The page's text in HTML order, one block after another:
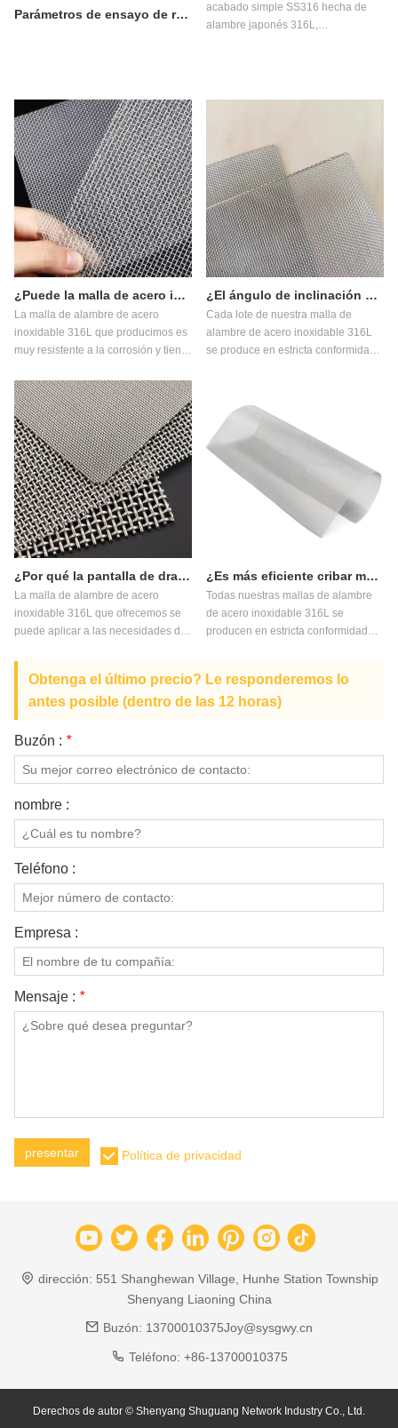
Parámetros de ensayo de rendimiento mecánico y ambiental de la malla tejida de PPS
acabado simple SS316 hecha de
alambre japonés 316L,
¿Puede la malla de acero inoxidable soportar el impacto a largo plazo del barro?
La malla de alambre de acero
inoxidable 316L que producimos es
muy resistente a la corrosión y tiene
¿El ángulo de inclinación de la pantalla afecta la velocidad del flujo del material?
Cada lote de nuestra malla de
alambre de acero inoxidable 316L
se produce en estricta conformidad
¿Por qué la pantalla de dragado de canales de río está especialmente diseñada?
La malla de alambre de acero
inoxidable 316L que ofrecemos se
puede aplicar a las necesidades de
¿Es más eficiente cribar materiales con mallas personalizadas?
Todas nuestras mallas de alambre
de acero inoxidable 316L se
producen en estricta conformidad
alta resistencia.
Obtenga el último precio? Le responderemos lo
antes posible (dentro de las 12 horas)
Buzón : *
nombre :
Teléfono :
Empresa :
Mensaje : *
presentar Política de privacidad
dirección: 551 Shanghewan Village, Hunhe Station Township
Shenyang Liaoning China
Buzón: 13700010375Joy@sysgwy.cn
Teléfono: +86-13700010375
Derechos de autor © Shenyang Shuguang Network Industry Co., Ltd.